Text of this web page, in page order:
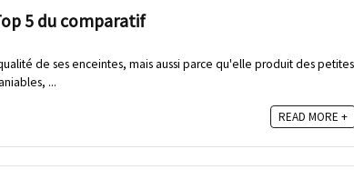
5 du comparatif
de ses enceintes, mais aussi parce qu'elle produit des petites
...
READ MORE +